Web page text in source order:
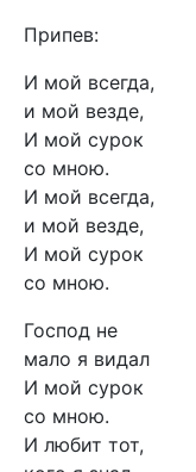
Припев:
И мой всегда,
и мой везде,
И мой сурок
со мною.
И мой всегда,
и мой везде,
И мой сурок
со мною.
Господ не
мало я видал
И мой сурок
со мною.
И любит тот,